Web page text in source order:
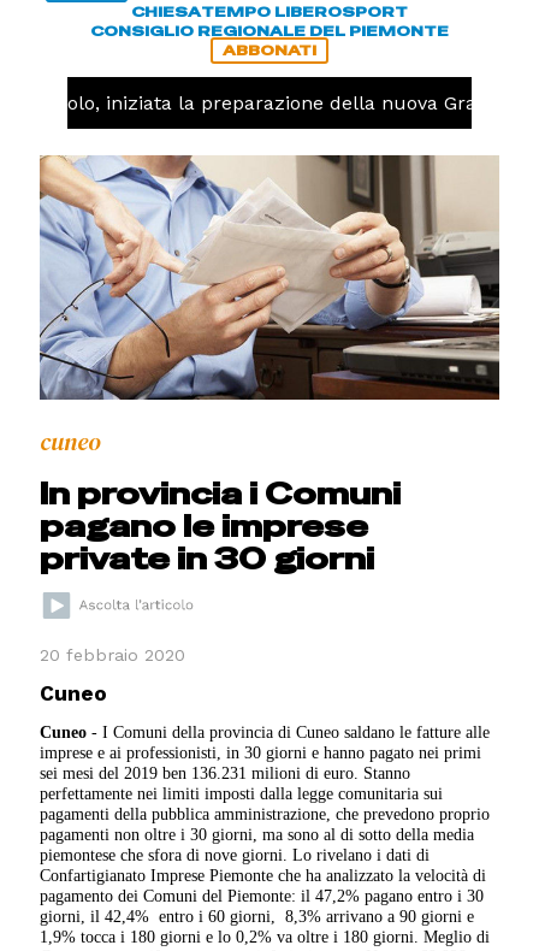
CHIESATEMPO LIBEROSPORT
CONSIGLIO REGIONALE DEL PIEMONTE
ABBONATI
iniziata la preparazione della nuova Granda
cuneo
In provincia i Comuni
pagano le imprese
private in 30 giorni
20 febbraio 2020
Cuneo
Cuneo - I Comuni della provincia di Cuneo saldano le fatture alle
imprese e ai professionisti, in 30 giorni e hanno pagato nei primi
sei mesi del 2019 ben 136.231 milioni di euro. Stanno
perfettamente nei limiti imposti dalla legge comunitaria sui
pagamenti della pubblica amministrazione, che prevedono proprio
pagamenti non oltre i 30 giorni, ma sono al di sotto della media
piemontese che sfora di nove giorni. Lo rivelano i dati di
Confartigianato Imprese Piemonte che ha analizzato la velocità di
pagamento dei Comuni del Piemonte: il 47,2% pagano entro i 30
giorni, il 42,4% entro i 60 giorni, 8,3% arrivano a 90 giorni e
1,9% tocca i 180 giorni e lo 0,2% va oltre i 180 giorni. Meglio di